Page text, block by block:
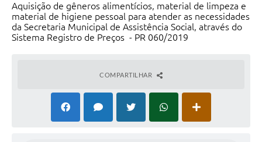
Aquisição de gêneros alimentícios, material de limpeza e
material de higiene pessoal para atender as necessidades
da Secretaria Municipal de Assistência Social, através do
Sistema Registro de Preços - PR 060/2019
COMPARTILHAR